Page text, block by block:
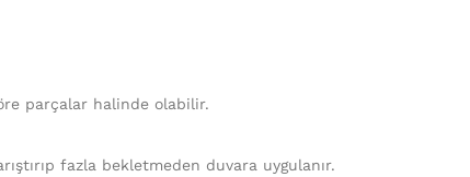
parçalar halinde olabilir.
fazla bekletmeden duvara uygulanır.